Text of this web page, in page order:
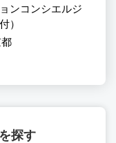
ンコンシエルジ
）
探す